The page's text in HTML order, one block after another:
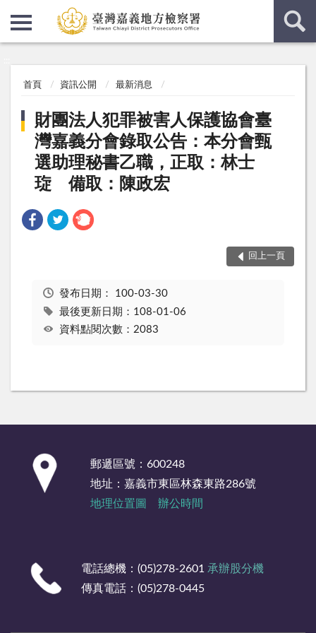
首頁 資訊公開 最新消息
財團法人犯罪被害人保護協會臺
灣嘉義分會錄取公告：本分會甄
選助理秘書乙職，正取：林士
琁 備取：陳政宏
回上一頁
發布日期： 100-03-30
最後更新日期：108-01-06
資料點閱次數：2083
郵遞區號：600248
地址：嘉義市東區林森東路286號
地理位置圖
辦公時間
電話總機：(05)278-2601 承辦股分機
傳真電話：(05)278-0445